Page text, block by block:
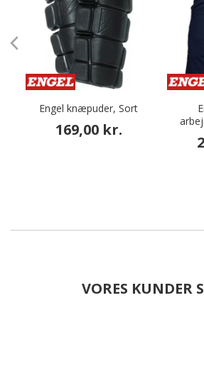
Engel knæpuder, Sort
169,00 kr.
VORES KUNDER